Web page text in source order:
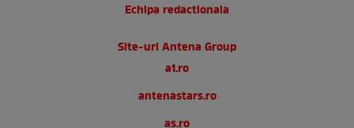
Echipa redactionala
Site-uri Antena Group
a1.ro
antenastars.ro
as.ro